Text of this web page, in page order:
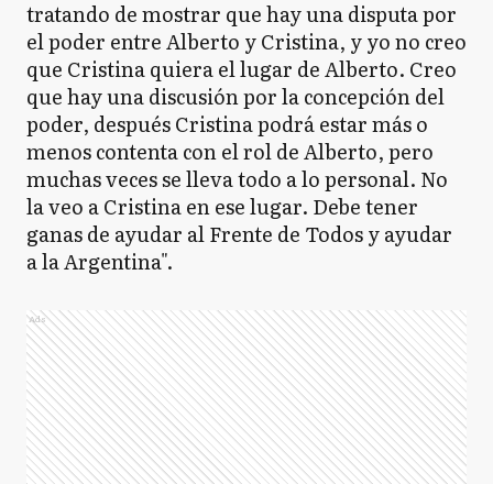
tratando de mostrar que hay una disputa por
el poder entre Alberto y Cristina, y yo no creo
que Cristina quiera el lugar de Alberto. Creo
que hay una discusión por la concepción del
poder, después Cristina podrá estar más o
menos contenta con el rol de Alberto, pero
muchas veces se lleva todo a lo personal. No
la veo a Cristina en ese lugar. Debe tener
ganas de ayudar al Frente de Todos y ayudar
a la Argentina".
Ads